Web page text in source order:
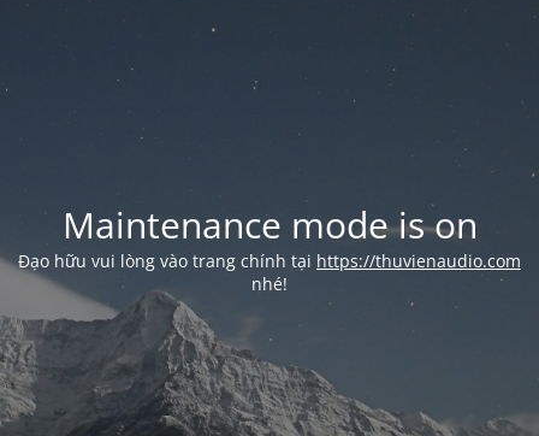
Maintenance mode is on
Đạo hữu vui lòng vào trang chính tại https://thuvienaudio.com
nhé!